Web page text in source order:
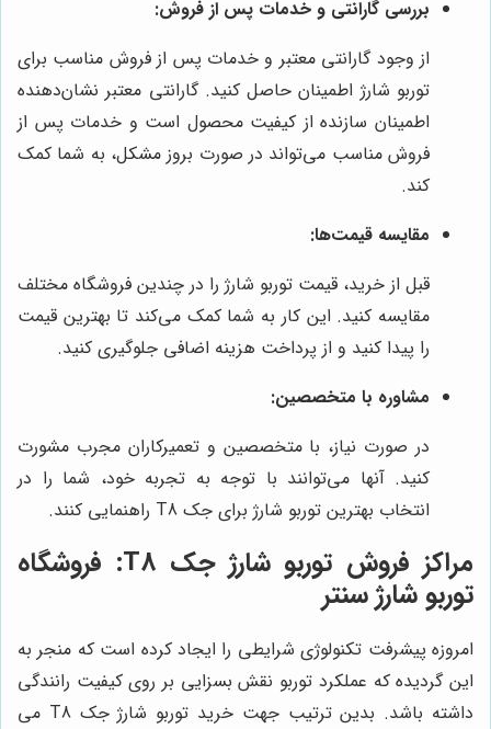
بررسی گارانتی و خدمات پس از فروش:
از وجود گارانتی معتبر و خدمات پس از فروش مناسب برای
توربو شارژ اطمینان حاصل کنید. گارانتی معتبر نشان‌دهنده
اطمینان سازنده از کیفیت محصول است و خدمات پس از
فروش مناسب می‌تواند در صورت بروز مشکل، به شما کمک
کند.
مقایسه قیمت‌ها:
قبل از خرید، قیمت توربو شارژ را در چندین فروشگاه مختلف
مقایسه کنید. این کار به شما کمک می‌کند تا بهترین قیمت
را پیدا کنید و از پرداخت هزینه اضافی جلوگیری کنید.
مشاوره با متخصصین:
در صورت نیاز، با متخصصین و تعمیرکاران مجرب مشورت
کنید. آنها می‌توانند با توجه به تجربه خود، شما را در
انتخاب بهترین توربو شارژ برای جک T8 راهنمایی کنند.
مراکز فروش توربو شارژ جک T8: فروشگاه
توربو شارژ سنتر
امروزه پیشرفت تکنولوژی شرایطی را ایجاد کرده است که منجر به
این گردیده که عملکرد توربو نقش بسزایی بر روی کیفیت رانندگی
داشته باشد. بدین ترتیب جهت خرید توربو شارژ جکT8 می